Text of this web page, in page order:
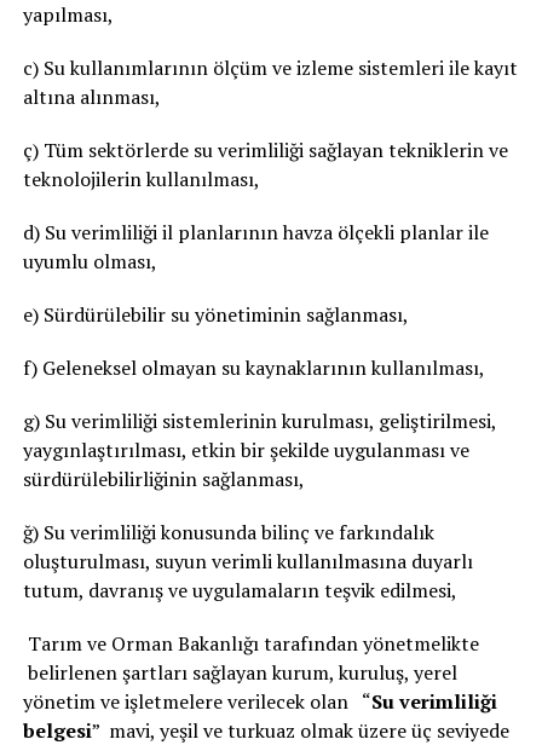
yapılması,
c) Su kullanımlarının ölçüm ve izleme sistemleri ile kayıt
altına alınması,
ç) Tüm sektörlerde su verimliliği sağlayan tekniklerin ve
teknolojilerin kullanılması,
d) Su verimliliği il planlarının havza ölçekli planlar ile
uyumlu olması,
e) Sürdürülebilir su yönetiminin sağlanması,
f) Geleneksel olmayan su kaynaklarının kullanılması,
g) Su verimliliği sistemlerinin kurulması, geliştirilmesi,
yaygınlaştırılması, etkin bir şekilde uygulanması ve
sürdürülebilirliğinin sağlanması,
ğ) Su verimliliği konusunda bilinç ve farkındalık
oluşturulması, suyun verimli kullanılmasına duyarlı
tutum, davranış ve uygulamaların teşvik edilmesi,
Tarım ve Orman Bakanlığı tarafından yönetmelikte
belirlenen şartları sağlayan kurum, kuruluş, yerel
yönetim ve işletmelere verilecek olan “Su verimliliği
belgesi” mavi, yeşil ve turkuaz olmak üzere üç seviyede